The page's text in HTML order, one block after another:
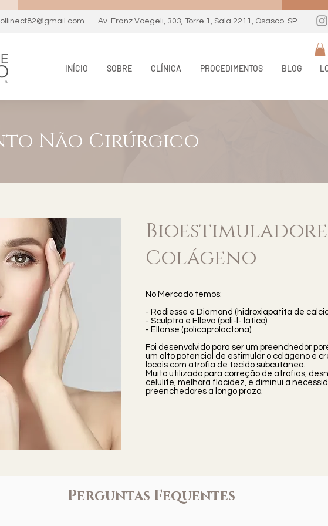
Av. Franz Voegeli, 303, Torre 1, Sala 2211, Osasco-SP
INÍCIO SOBRE CLÍNICA PROCEDIMENTOS BLOG
Não Cirúrgico
Colágeno
No Mercado temos:
- Radiesse e Diamond (hidroxiapatita de
- Sculptra e Elleva (poli-l- lático).
- Ellanse (policaprolactona).
Foi desenvolvido para ser um preenchedor
um alto potencial de estimular o colágeno e
locais com atrofia de tecido subcutâneo.
Muito utilizado para correção de atrofias,
celulite, melhora flacidez, e diminui a
preenchedores a longo prazo.
Perguntas Fequentes